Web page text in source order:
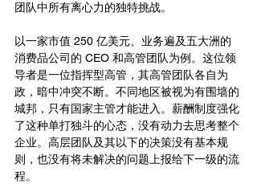
团队中所有离心力的独特挑战。
以一家市值 250 亿美元、业务遍及五大洲的
消费品公司的 CEO 和高管团队为例。这位领
导者是一位指挥型高管，其高管团队各自为
政，暗中冲突不断。不同地区被视为有围墙的
城邦，只有国家主管才能进入。薪酬制度强化
了这种单打独斗的心态，没有动力去思考整个
企业。高层团队及其以下的决策没有基本规
则，也没有将未解决的问题上报给下一级的流
程。